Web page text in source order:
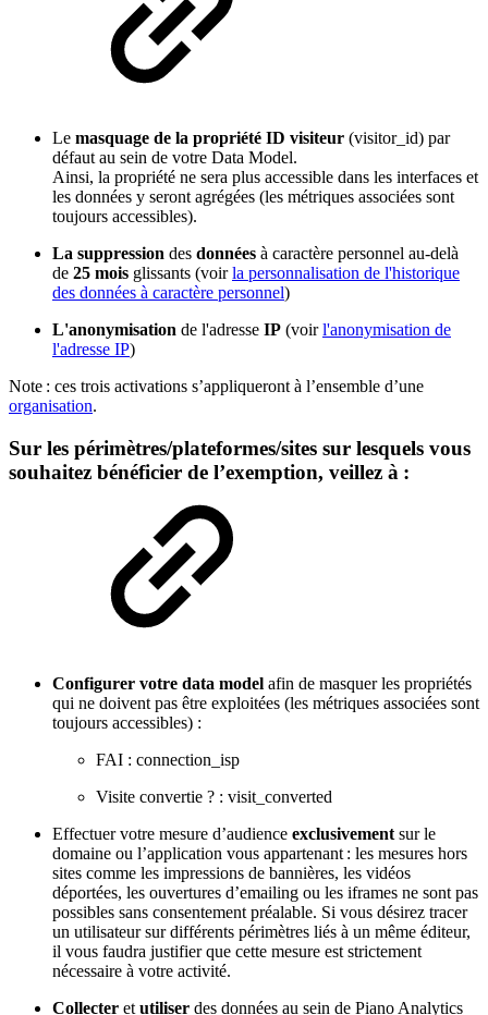
Le masquage de la propriété ID visiteur (visitor_id) par
défaut au sein de votre Data Model.
Ainsi, la propriété ne sera plus accessible dans les interfaces et
les données y seront agrégées (les métriques associées sont
toujours accessibles).
La suppression des données à caractère personnel au-delà
de 25 mois glissants (voirla personnalisation de l'historique
des données à caractère personnel)
L'anonymisation de l'adresse IP (voirl'anonymisation de
l'adresse IP)
Note : ces trois activations s’appliqueront à l’ensemble d’une
organisation.
Sur les périmètres/plateformes/sites sur lesquels vous
souhaitez bénéficier de l’exemption, veillez à :
Configurer votre data model afin de masquer les propriétés
qui ne doivent pas être exploitées (les métriques associées sont
toujours accessibles) :
FAI : connection_isp
Visite convertie ? : visit_converted
Effectuer votre mesure d’audience exclusivement sur le
domaine ou l’application vous appartenant : les mesures hors
sites comme les impressions de bannières, les vidéos
déportées, les ouvertures d’emailing ou les iframes ne sont pas
possibles sans consentement préalable. Si vous désirez tracer
un utilisateur sur différents périmètres liés à un même éditeur,
il vous faudra justifier que cette mesure est strictement
nécessaire à votre activité.
Collecter et utiliser des données au sein de Piano Analytics